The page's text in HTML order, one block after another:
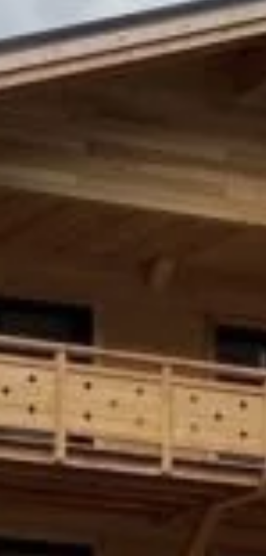
contacter
Toute l’équipe d’Auril est à votre disposition pour vous
accompagner tout au long de votre projet immobilier.
41 av. François Mitterrand
38500 VOIRON
+33(0)4.58.09.05.00